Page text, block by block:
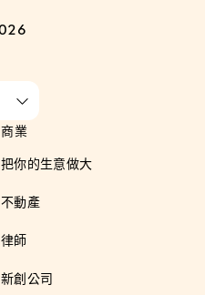
商業
把你的生意做大
不動產
律師
新創公司